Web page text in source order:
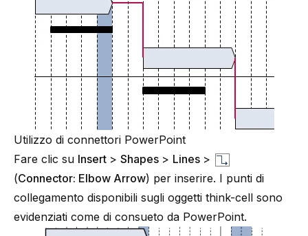
Utilizzo di connettori PowerPoint
Fare clic su Insert > Shapes > Lines >
(Connector: Elbow Arrow) per inserire. I punti di
collegamento disponibili sugli oggetti think-cell sono
evidenziati come di consueto da PowerPoint.